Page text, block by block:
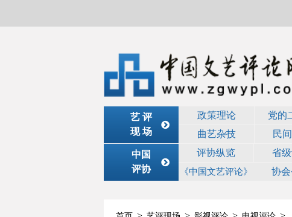
艺 评
现 场
政策理论 党的
曲艺杂技
民
中国
评协
评协纵览 省
《中国文艺评论》 协